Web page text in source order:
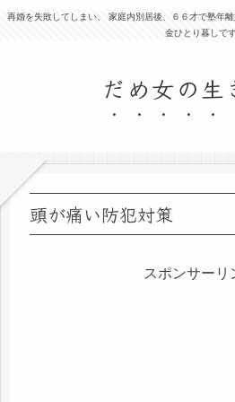
再婚を失敗してしまい、 家庭内別居後、６６才で塾年
金ひとり暮しで
だめ女の生
頭が痛い防犯対策
スポンサーリ